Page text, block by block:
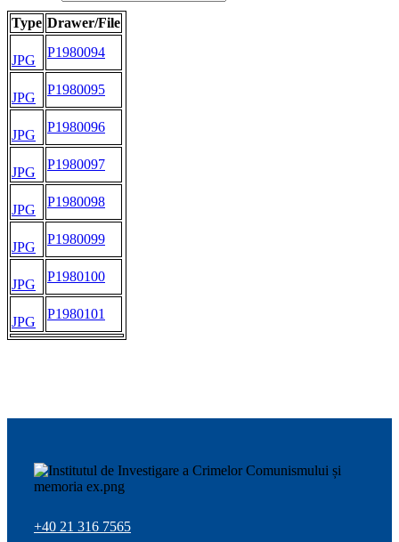
Type Drawer/File
JPG
P1980094
JPG
P1980095
JPG
P1980096
JPG
P1980097
JPG
P1980098
JPG
P1980099
JPG
P1980100
JPG
P1980101
+40 21 316 7565